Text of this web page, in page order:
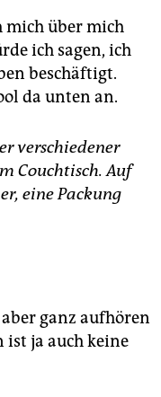
mich über mich
ich sagen, ich
beschäftigt.
da unten an.
verschiedener
Couchtisch. Auf
eine Packung
ganz aufhören
ist ja auch keine